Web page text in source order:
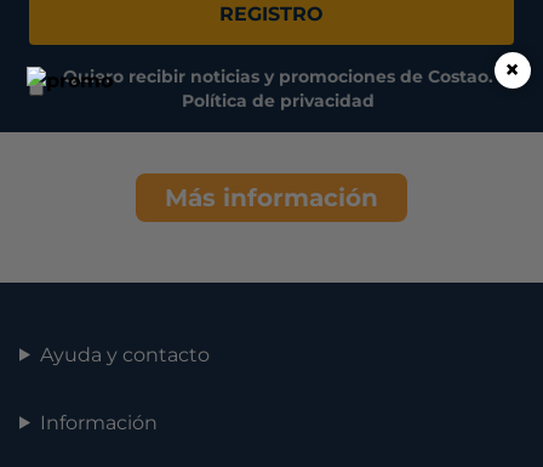
REGISTRO
Quiero recibir noticias y promociones de Costao.
Política de privacidad
Más información
Ayuda y contacto
Información
×